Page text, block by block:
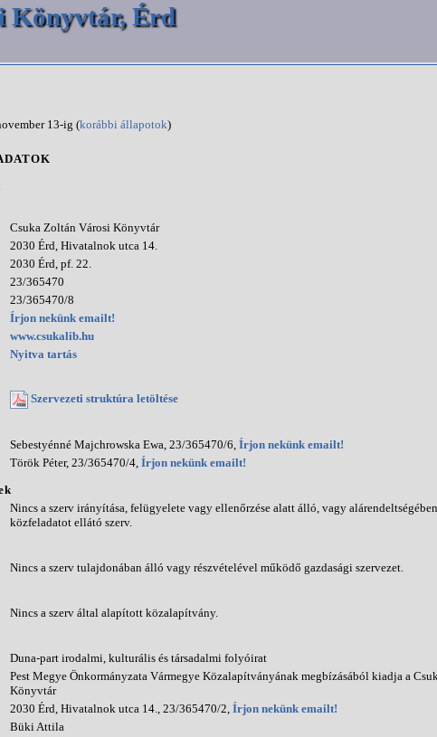
Könyvtár, Érd
13-ig (korábbi állapotok)
Csuka Zoltán Városi Könyvtár
2030 Érd, Hivatalnok utca 14.
2030 Érd, pf. 22.
23/365470
23/365470/8
Írjon nekünk emailt!
www.csukalib.hu
Nyitva tartás
Szervezeti struktúra letöltése
Sebestyénné Majchrowska Ewa, 23/365470/6, Írjon nekünk emailt!
Török Péter, 23/365470/4, Írjon nekünk emailt!
Nincs a szerv irányítása, felügyelete vagy ellenőrzése alatt álló, vagy
közfeladatot ellátó szerv.
Nincs a szerv tulajdonában álló vagy részvételével működő gazdasági szervezet.
Nincs a szerv által alapított közalapítvány.
Duna-part irodalmi, kulturális és társadalmi folyóirat
Pest Megye Önkormányzata Vármegye Közalapítványának megbízásából kiadja a
Könyvtár
2030 Érd, Hivatalnok utca 14., 23/365470/2, Írjon nekünk emailt!
Büki Attila